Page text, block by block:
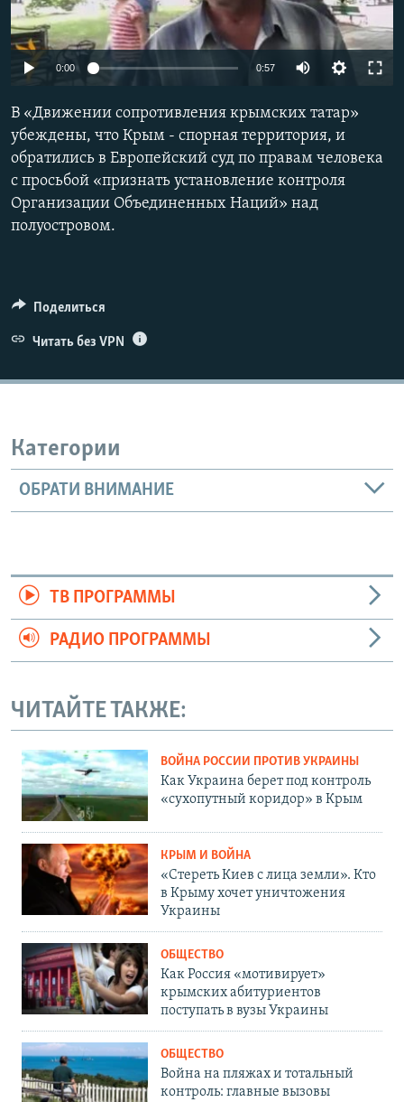
ПОБЕДИТЕЛЕЙ НЕ СУДЯТ?
КРЫМ.НЕПОКОРЕННЫЙ
УКРАИНСКАЯ ПРОБЛЕМА КРЫМА
ПРИСОЕДИНЯЙТЕСЬ!
Все сайты RFE/RL
0:00 0:57
В «Движении сопротивления крымских татар»
убеждены, что Крым - спорная территория, и
обратились в Европейский суд по правам человека
с просьбой «признать установление контроля
Организации Объединенных Наций» над
полуостровом.
Поделиться
Читать без VPN
Категории
ОБРАТИ ВНИМАНИЕ
ТВ ПРОГРАММЫ
РАДИО ПРОГРАММЫ
ЧИТАЙТЕ ТАКЖЕ:
ВОЙНА РОССИИ ПРОТИВ УКРАИНЫ
Как Украина берет под контроль
«сухопутный коридор» в Крым
КРЫМ И ВОЙНА
«Стереть Киев с лица земли». Кто
в Крыму хочет уничтожения
Украины
ОБЩЕСТВО
Как Россия «мотивирует»
крымских абитуриентов
поступать в вузы Украины
ОБЩЕСТВО
Война на пляжах и тотальный
контроль: главные вызовы